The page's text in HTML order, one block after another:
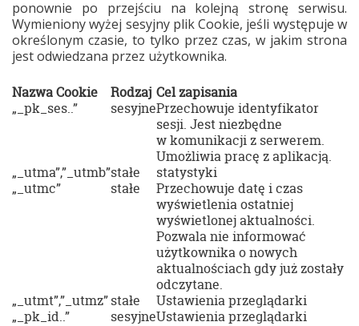
ponownie po przejściu na kolejną stronę serwisu.
Wymieniony wyżej sesyjny plik Cookie, jeśli występuje w
określonym czasie, to tylko przez czas, w jakim strona
jest odwiedzana przez użytkownika.
Nazwa Cookie Rodzaj Cel zapisania
„_pk_ses..”
sesyjnePrzechowuje identyfikator
sesji. Jest niezbędne
w komunikacji z serwerem.
Umożliwia pracę z aplikacją.
„_utma”,”_utmb”stałe
statystyki
„_utmc”
stałe
Przechowuje datę i czas
wyświetlenia ostatniej
wyświetlonej aktualności.
Pozwala nie informować
użytkownika o nowych
aktualnościach gdy już zostały
odczytane.
„_utmt”,”_utmz”stałe
Ustawienia przeglądarki
„_pk_id..”
sesyjneUstawienia przeglądarki